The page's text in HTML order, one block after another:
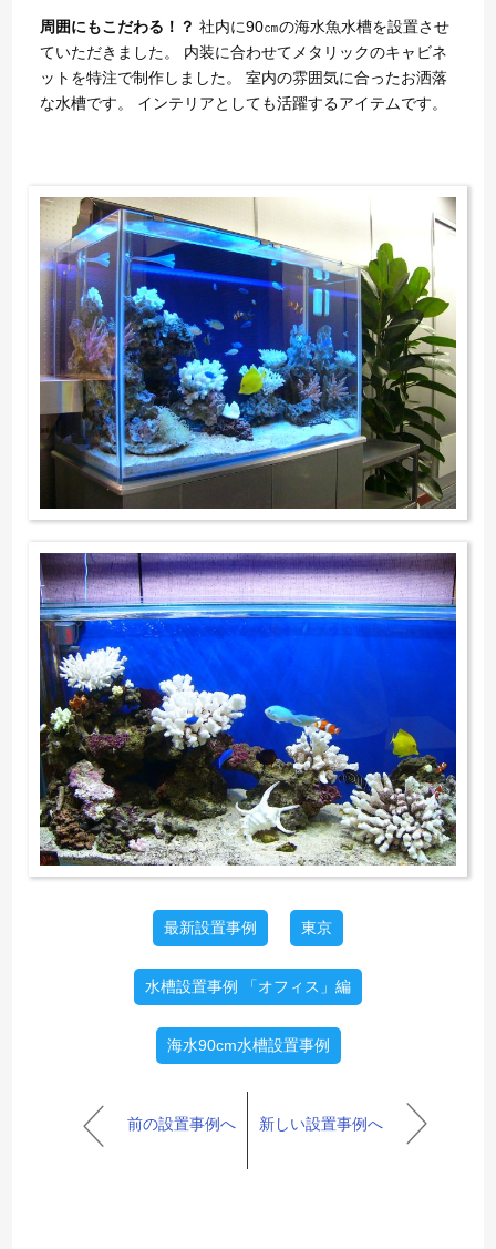
周囲にもこだわる！？ 社内に90㎝の海水魚水槽を設置させ
ていただきました。 内装に合わせてメタリックのキャビネ
ットを特注で制作しました。 室内の雰囲気に合ったお洒落
な水槽です。 インテリアとしても活躍するアイテムです。
最新設置事例 東京
水槽設置事例 「オフィス」編
海水90cm水槽設置事例
前の設置事例へ 新しい設置事例へ